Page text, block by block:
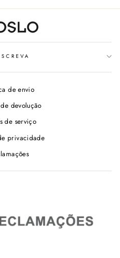
de envio
devolução
de serviço
privacidade